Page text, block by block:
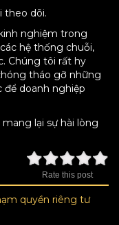
theo dõi.
nghiệm trong
hệ thống chuỗi,
Chúng tôi rất hy
tháo gỡ những
để doanh nghiệp
lại sự hài lòng
Rate this post
quyền riêng tư